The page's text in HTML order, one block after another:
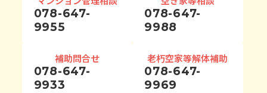
078-647-
9955
078-647-
9988
補助問合せ
078-647-
9933
老朽空家等解体補助
078-647-
9969